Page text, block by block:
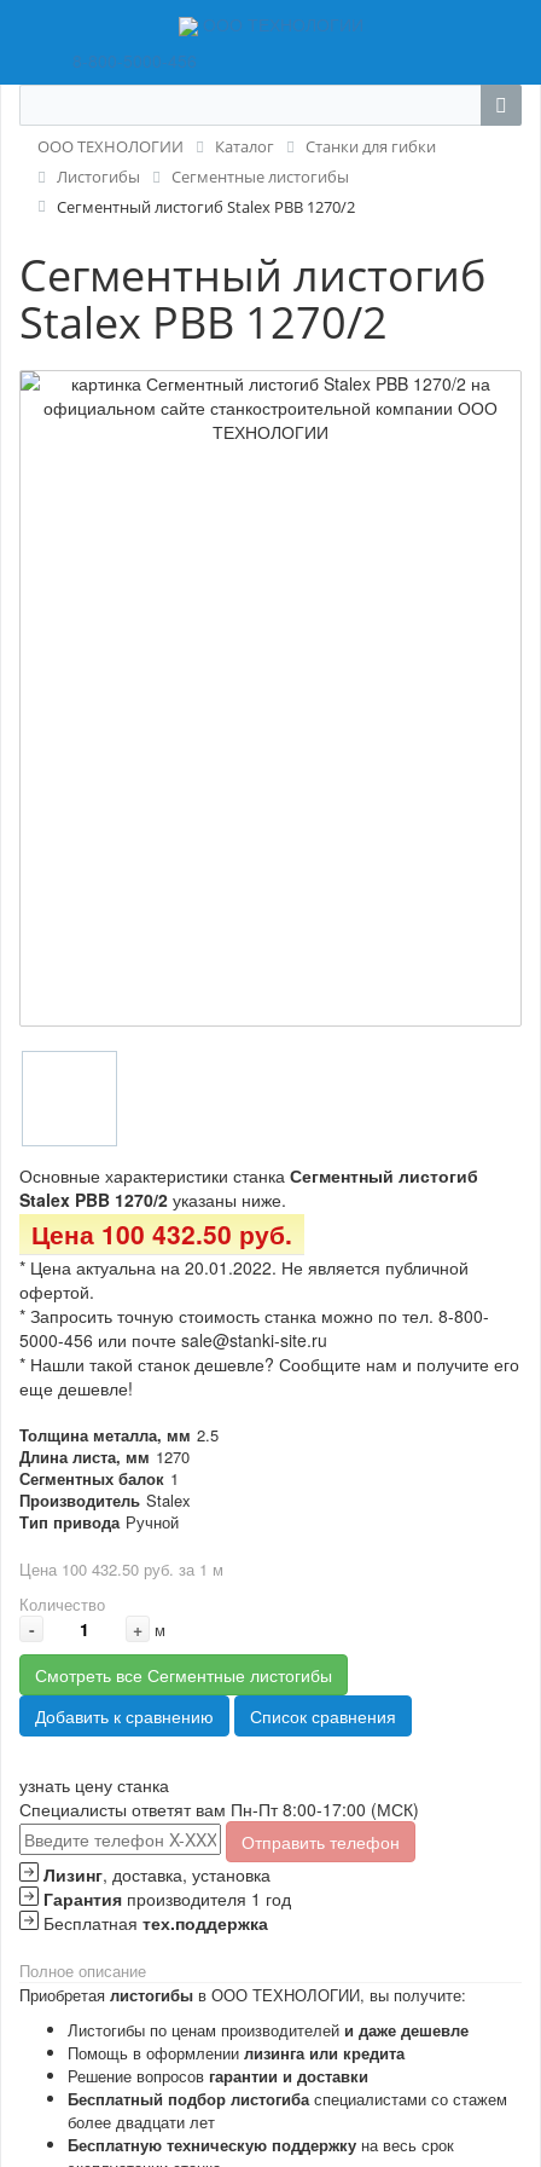
ООО ТЕХНОЛОГИИ
8-800-5000-456
ООО ТЕХНОЛОГИИ Каталог
Станки для гибки
Листогибы
Сегментные листогибы
Сегментный листогиб Stalex PBB 1270/2
Сегментный листогиб
Stalex PBB 1270/2
Основные характеристики станка Сегментный листогиб
Stalex PBB 1270/2 указаны ниже.
Цена 100 432.50 руб.
* Цена актуальна на 20.01.2022. Не является публичной
офертой.
* Запросить точную стоимость станка можно по тел. 8-800-
5000-456 или почте sale@stanki-site.ru
* Нашли такой станок дешевле? Сообщите нам и получите его
еще дешевле!
Толщина металла, мм 2.5
Длина листа, мм 1270
Сегментных балок 1
Производитель Stalex
Тип привода Ручной
Цена 100 432.50 руб. за 1 м
Количество
- + м
Смотреть все Сегментные листогибы
Добавить к сравнению
Список сравнения
узнать цену станка
Специалисты ответят вам Пн-Пт 8:00-17:00 (МСК)
Отправить телефон
Лизинг, доставка, установка
Гарантия производителя 1 год
Бесплатная тех.поддержка
Полное описание
Приобретая листогибы в ООО ТЕХНОЛОГИИ, вы получите:
Листогибы по ценам производителей и даже дешевле
Помощь в оформлении лизинга или кредита
Решение вопросов гарантии и доставки
Бесплатный подбор листогибаспециалистами со стажем
более двадцати лет
Бесплатную техническую поддержку на весь срок